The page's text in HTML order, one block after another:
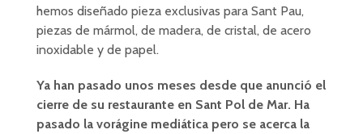
hemos diseñado pieza exclusivas para Sant Pau,
piezas de mármol, de madera, de cristal, de acero
inoxidable y de papel.
Ya han pasado unos meses desde que anunció el
cierre de su restaurante en Sant Pol de Mar. Ha
pasado la vorágine mediática pero se acerca la